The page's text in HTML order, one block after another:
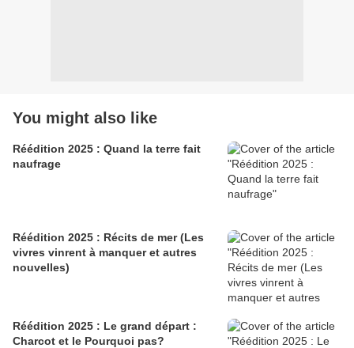
You might also like
Réédition 2025 : Quand la terre fait
naufrage
Réédition 2025 : Récits de mer (Les
vivres vinrent à manquer et autres
nouvelles)
Réédition 2025 : Le grand départ :
Charcot et le Pourquoi pas?